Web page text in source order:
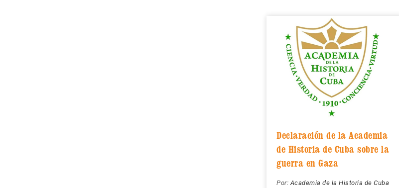
Declaración de la Academia
de Historia de Cuba sobre la
guerra en Gaza
Por:Academia de la Historia de Cuba